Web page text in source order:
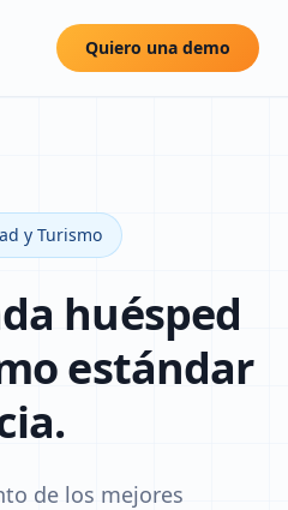
Quiero una demo
y Turismo
huésped
estándar
de los mejores